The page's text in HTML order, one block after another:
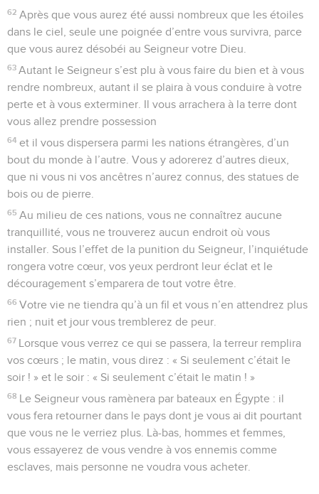
62 Après que vous aurez été aussi nombreux que les étoiles
dans le ciel, seule une poignée d’entre vous survivra, parce
que vous aurez désobéi au Seigneur votre Dieu.
63 Autant le Seigneur s’est plu à vous faire du bien et à vous
rendre nombreux, autant il se plaira à vous conduire à votre
perte et à vous exterminer. Il vous arrachera à la terre dont
vous allez prendre possession
64 et il vous dispersera parmi les nations étrangères, d’un
bout du monde à l’autre. Vous y adorerez d’autres dieux,
que ni vous ni vos ancêtres n’aurez connus, des statues de
bois ou de pierre.
65 Au milieu de ces nations, vous ne connaîtrez aucune
tranquillité, vous ne trouverez aucun endroit où vous
installer. Sous l’effet de la punition du Seigneur, l’inquiétude
rongera votre cœur, vos yeux perdront leur éclat et le
découragement s’emparera de tout votre être.
66 Votre vie ne tiendra qu’à un fil et vous n’en attendrez plus
rien ; nuit et jour vous tremblerez de peur.
67 Lorsque vous verrez ce qui se passera, la terreur remplira
vos cœurs ; le matin, vous direz : « Si seulement c’était le
soir ! » et le soir : « Si seulement c’était le matin ! »
68 Le Seigneur vous ramènera par bateaux en Égypte : il
vous fera retourner dans le pays dont je vous ai dit pourtant
que vous ne le verriez plus. Là-bas, hommes et femmes,
vous essayerez de vous vendre à vos ennemis comme
esclaves, mais personne ne voudra vous acheter.